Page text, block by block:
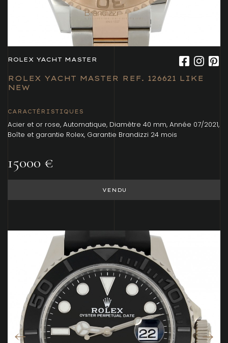
ROLEX YACHT MASTER
ROLEX YACHT MASTER REF. 126621 LIKE
NEW
CARACTÉRISTIQUES
Acier et or rose, Automatique, Diamètre 40 mm, Année 07/2021,
Boîte et garantie Rolex, Garantie Brandizzi 24 mois
15000 €
VENDU